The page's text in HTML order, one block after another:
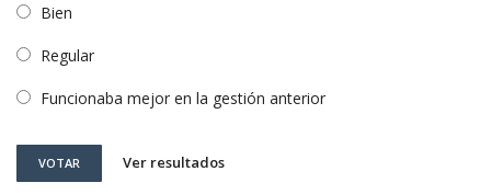
Bien
Regular
Funcionaba mejor en la gestión anterior
VOTAR Ver resultados